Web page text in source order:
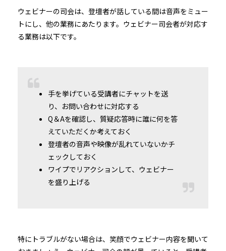
ウェビナーの司会は、登壇者が話している間は音声をミュー
トにし、他の業務にあたります。ウェビナー司会者が対応す
る業務は以下です。
手を挙げている受講者にチャットを送
り、お問い合わせに対応する
Q＆Aを確認し、質疑応答時に誰に何を答
えていただくか考えておく
登壇者の音声や映像が乱れていないかチ
ェックしておく
ワイプでリアクションして、ウェビナー
を盛り上げる
特にトラブルがない場合は、笑顔でウェビナー内容を聞いて